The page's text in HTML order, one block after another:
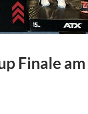
Finale